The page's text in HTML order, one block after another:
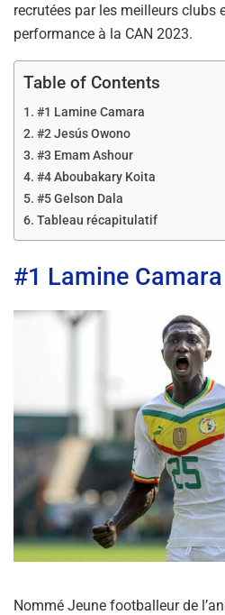
recrutées par les meilleurs clubs
performance à la CAN 2023.
Table of Contents
#1 Lamine Camara
#2 Jesús Owono
#3 Emam Ashour
#4 Aboubakary Koita
#5 Gelson Dala
Tableau récapitulatif
#1 Lamine Camara
Nommé Jeune footballeur de